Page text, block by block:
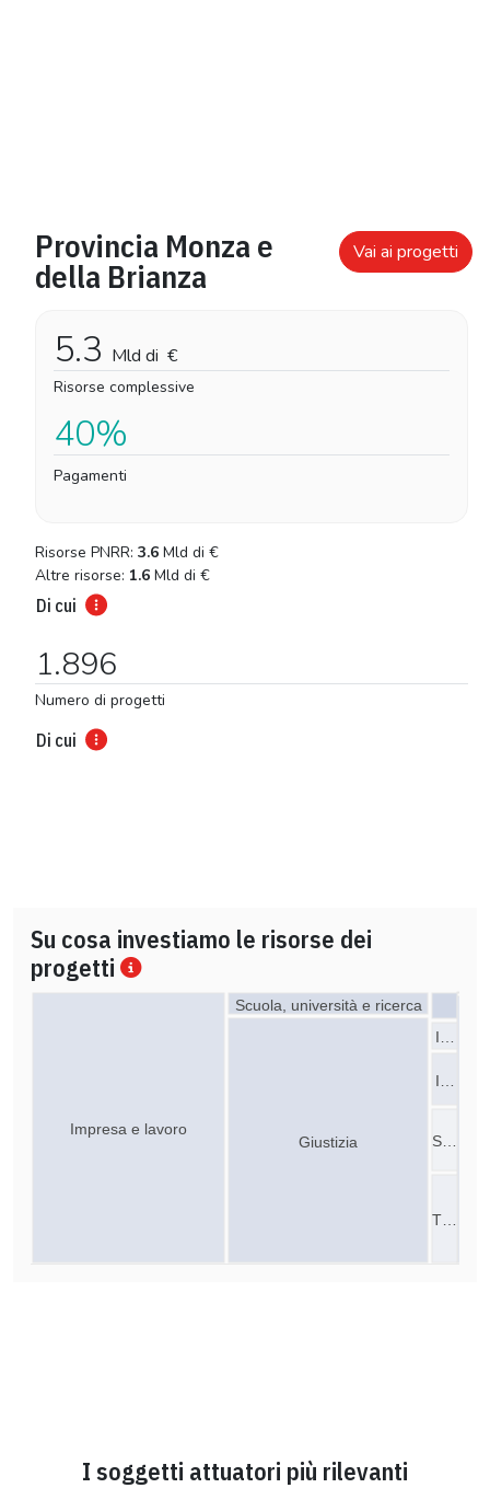
Provincia Monza e
della Brianza
Vai ai progetti
5.3 Mld di €
Risorse complessive
40%
Pagamenti
Risorse PNRR: 3.6 Mld di €
Altre risorse: 1.6 Mld di €
Di cui
1.896
Numero di progetti
Di cui
Su cosa investiamo le risorse dei
progetti
Scuola, università e ricerca
Giustizia
Impresa e lavoro
I…
I…
T…
S…
I soggetti attuatori più rilevanti